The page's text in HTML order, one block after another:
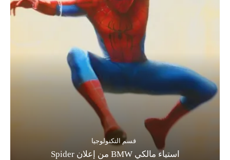
قسم التكنولوجيا
استياء مالكي BMW من إعلان Spider